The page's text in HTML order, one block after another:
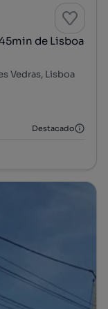
de Lisboa
Vedras, Lisboa
Destacado